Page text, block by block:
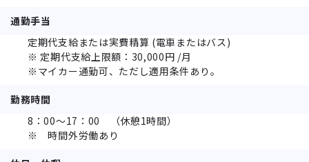
通勤手当
定期代支給または実費精算 (電車またはバス)
※ 定期代支給上限額：30,000円 /月
※マイカー通勤可、ただし適用条件あり。
勤務時間
8：00～17：00 （休憩1時間）
※ 時間外労働あり